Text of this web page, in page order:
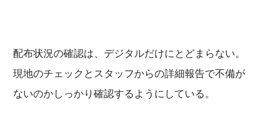
配布状況の確認は、デジタルだけにとどまらない。
現地のチェックとスタッフからの詳細報告で不備が
ないのかしっかり確認するようにしている。